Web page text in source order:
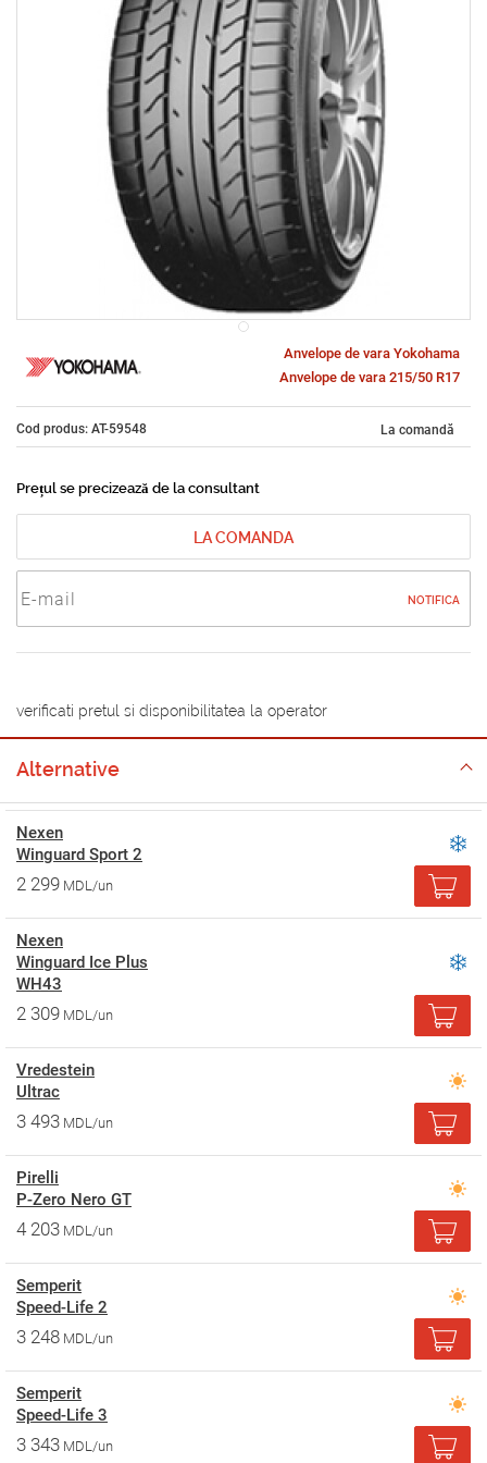
Anvelope de vara Yokohama
Anvelope de vara 215/50 R17
Cod produs: AT-59548 La comandă
Prețul se precizează de la consultant
LA COMANDA
NOTIFICA
verificati pretul si disponibilitatea la operator
Alternative
Nexen
Winguard Sport 2
2 299 MDL/un
Nexen
Winguard Ice Plus
WH43
2 309 MDL/un
Vredestein
Ultrac
3 493 MDL/un
Pirelli
P-Zero Nero GT
4 203 MDL/un
Semperit
Speed-Life 2
3 248 MDL/un
Semperit
Speed-Life 3
3 343 MDL/un